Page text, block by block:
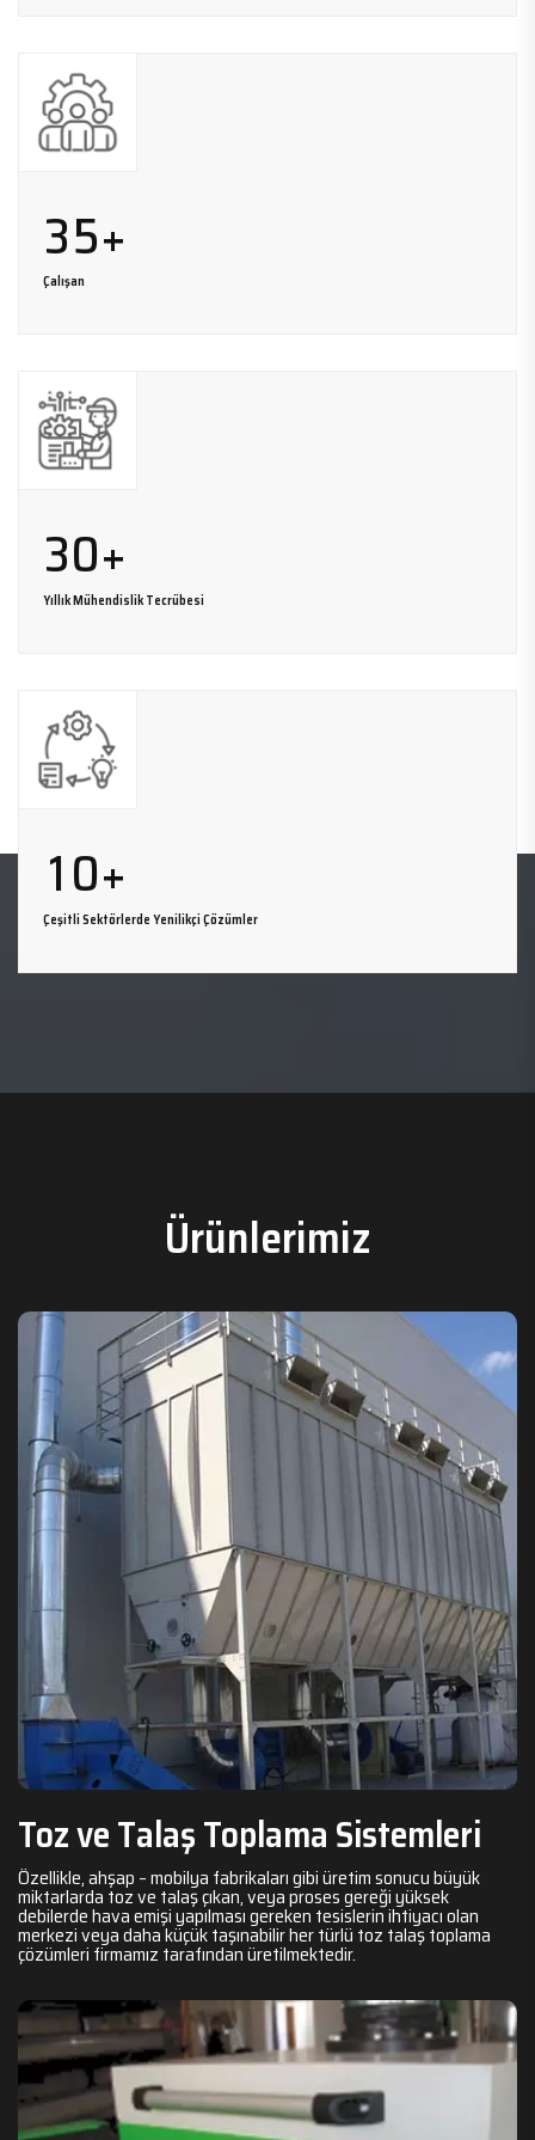
35+
Çalışan
30+
Yıllık Mühendislik Tecrübesi
10+
Çeşitli Sektörlerde Yenilikçi Çözümler
Ürünlerimiz
Toz ve Talaş Toplama Sistemleri
Özellikle, ahşap – mobilya fabrikaları gibi üretim sonucu büyük
miktarlarda toz ve talaş çıkan, veya proses gereği yüksek
debilerde hava emişi yapılması gereken tesislerin ihtiyacı olan
merkezi veya daha küçük taşınabilir her türlü toz talaş toplama
çözümleri firmamız tarafından üretilmektedir.